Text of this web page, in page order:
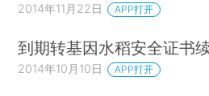
2014年11月22日 APP打开
到期转基因水稻安全证书
2014年10月10日 APP打开